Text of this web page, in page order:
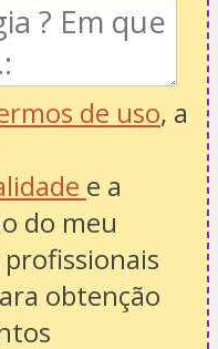
de uso, a
e a
do meu
obtenção